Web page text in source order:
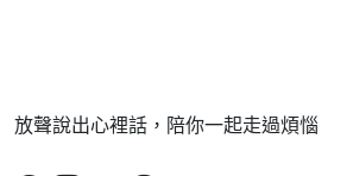
放聲說出心裡話，陪你一起走過煩惱